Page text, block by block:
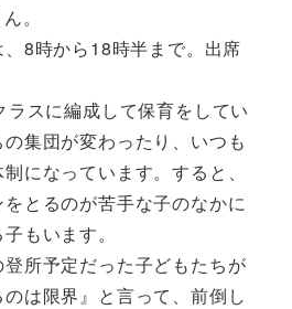
。
8時から18時半まで。出席
ラスに編成して保育をしてい
集団が変わったり、いつも
になっています。すると、
とるのが苦手な子のなかに
もいます。
所予定だった子どもたちが
のは限界』と言って、前倒し